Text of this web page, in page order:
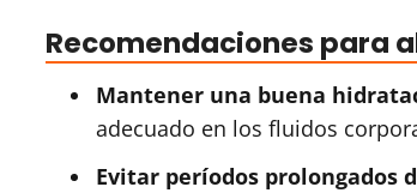
Recomendaciones para
Mantener una buena
adecuado en los fluidos
Evitar períodos prolongados